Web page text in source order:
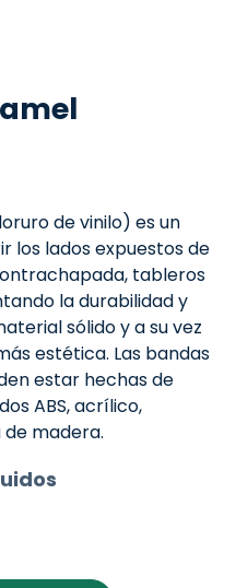
de vinilo) es un
los lados expuestos de
tableros
la durabilidad y
sólido y a su vez
estética. Las bandas
estar hechas de
ABS, acrílico,
madera.